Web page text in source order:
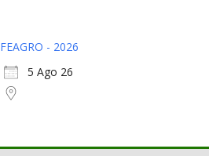
FEAGRO - 2026
5 Ago 26